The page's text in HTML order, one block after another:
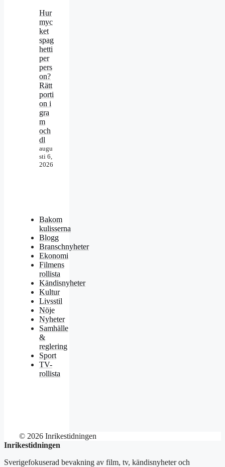
Hur
myc
ket
spag
hetti
per
pers
on?
Rätt
porti
on i
gra
m
och
dl
augu
sti 6,
2026
Bakom
kulisserna
Blogg
Branschnyheter
Ekonomi
Filmens
rollista
Kändisnyheter
Kultur
Livsstil
Nöje
Nyheter
Samhälle
&
reglering
Sport
TV-
rollista
© 2026 Inrikestidningen
Inrikestidningen
Sverigefokuserad bevakning av film, tv, kändisnyheter och